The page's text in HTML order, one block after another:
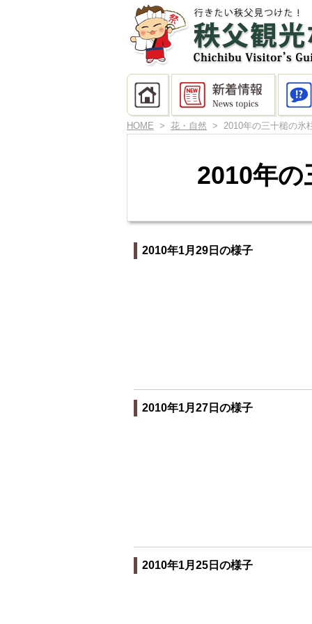
HOME > 花・自然 > 2010年の三十槌の氷
2010年
2010年1月29日の様子
2010年1月27日の様子
2010年1月25日の様子